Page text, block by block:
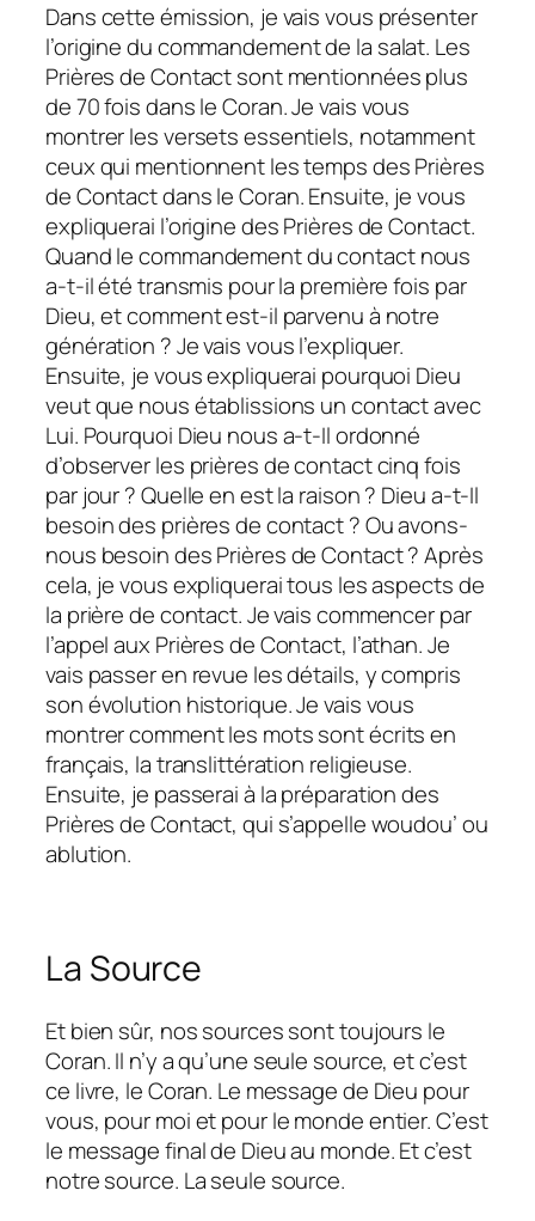
Dans cette émission, je vais vous présenter
l’origine du commandement de la salat. Les
Prières de Contact sont mentionnées plus
de 70 fois dans le Coran. Je vais vous
montrer les versets essentiels, notamment
ceux qui mentionnent les temps des Prières
de Contact dans le Coran. Ensuite, je vous
expliquerai l’origine des Prières de Contact.
Quand le commandement du contact nous
a-t-il été transmis pour la première fois par
Dieu, et comment est-il parvenu à notre
génération ? Je vais vous l’expliquer.
Ensuite, je vous expliquerai pourquoi Dieu
veut que nous établissions un contact avec
Lui. Pourquoi Dieu nous a-t-Il ordonné
d’observer les prières de contact cinq fois
par jour ? Quelle en est la raison ? Dieu a-t-Il
besoin des prières de contact ? Ou avons-
nous besoin des Prières de Contact ? Après
cela, je vous expliquerai tous les aspects de
la prière de contact. Je vais commencer par
l’appel aux Prières de Contact, l’athan. Je
vais passer en revue les détails, y compris
son évolution historique. Je vais vous
montrer comment les mots sont écrits en
français, la translittération religieuse.
Ensuite, je passerai à la préparation des
Prières de Contact, qui s’appelle woudou’ ou
ablution.
La Source
Et bien sûr, nos sources sont toujours le
Coran. Il n’y a qu’une seule source, et c’est
ce livre, le Coran. Le message de Dieu pour
vous, pour moi et pour le monde entier. C’est
le message final de Dieu au monde. Et c’est
notre source. La seule source.